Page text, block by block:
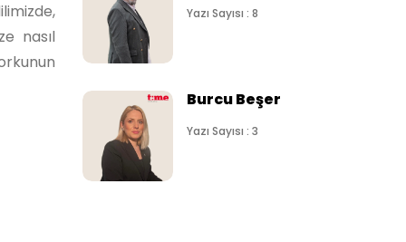
nasıl
Yazı Sayısı : 8
Burcu Beşer
Yazı Sayısı : 3